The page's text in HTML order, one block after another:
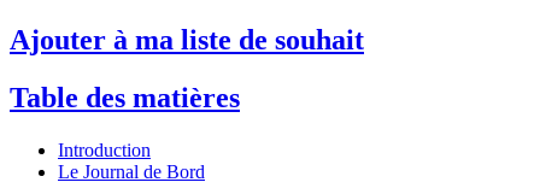
Ajouter à ma liste de souhait
Table des matières
Introduction
Le Journal de Bord